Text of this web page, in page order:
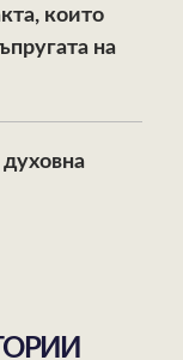
които
на